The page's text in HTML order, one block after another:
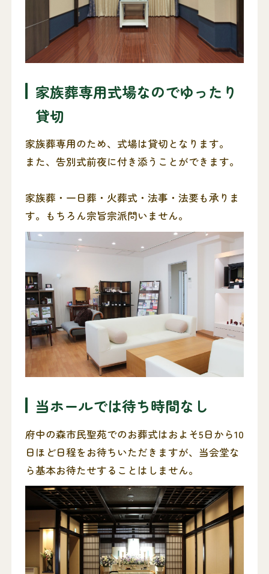
家族葬専用式場なのでゆったり
貸切
家族葬専用のため、式場は貸切となります。
また、告別式前夜に付き添うことができます。
家族葬・一日葬・火葬式・法事・法要も承りま
す。もちろん宗旨宗派問いません。
当ホールでは待ち時間なし
府中の森市民聖苑でのお葬式はおよそ5日から10
日ほど日程をお待ちいただきますが、当会堂な
ら基本お待たせすることはしません。